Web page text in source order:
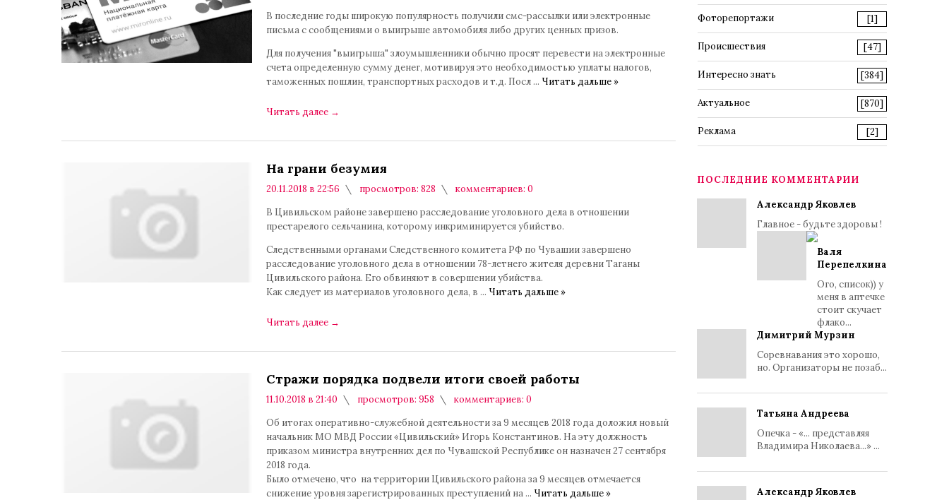
В последние годы широкую популярность получили смс-рассылки или электронные
письма с сообщениями о выигрыше автомобиля либо других ценных призов.
Для получения "выигрыша" злоумышленники обычно просят перевести на электронные
счета определенную сумму денег, мотивируя это необходимостью уплаты налогов,
таможенных пошлин, транспортных расходов и т.д. Посл ... Читать дальше »
Читать далее →
На грани безумия
20.11.2018 в 22:56 просмотров: 828
комментариев: 0
В Цивильском районе завершено расследование уголовного дела в отношении
престарелого сельчанина, которому инкриминируется убийство.
Следственными органами Следственного комитета РФ по Чувашии завершено
расследование уголовного дела в отношении 78-летнего жителя деревни Таганы
Цивильского района. Его обвиняют в совершении убийства.
Как следует из материалов уголовного дела, в ... Читать дальше »
Читать далее →
Стражи порядка подвели итоги своей работы
11.10.2018 в 21:40 просмотров: 958
комментариев: 0
Об итогах оперативно-служебной деятельности за 9 месяцев 2018 года доложил новый
начальник МО МВД России «Цивильский» Игорь Константинов. На эту должность
приказом министра внутренних дел по Чувашской Республике он назначен 27 сентября
2018 года.
Было отмечено, что на территории Цивильского района за 9 месяцев отмечается
снижение уровня зарегистрированных преступлений на ... Читать дальше »
Фоторепортажи [1]
Происшествия [47]
Интересно знать [384]
Актуальное [870]
Реклама [2]
ПОСЛЕДНИЕ КОММЕНТАРИИ
Александр Яковлев
Главное - будьте здоровы !
Валя
Перепелкина
Ого, список)) у
меня в аптечке
стоит скучает
флако...
Димитрий Мурзин
Соревнавания это хорошо,
но. Организаторы не позаб...
Татьяна Андреева
Опечка - «... представляя
Владимира Николаева...» ...
Александр Яковлев